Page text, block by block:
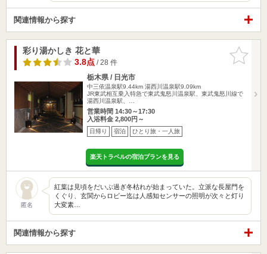
関連情報から探す
お気に入
りに追加
彩り湯かしき 花と華
3.8点/ 28 件
栃木県 / 日光市
中三依温泉駅9.44km 湯西川温泉駅9.09km
JR東武相互乗入特急で東武鬼怒川温泉駅、東武鬼怒川線で
湯西川温泉駅、…
営業時間 14:30～17:30
入浴料金 2,800円～
日帰り 宿泊 ひとり旅・一人旅
楽天トラベルの宿泊プランを見る
匿名
紅葉は見頃をだいぶ過ぎ冬枯れが始まっていた。立派な長屋門を
くぐり、玄関からロビー迄は人感知センサーの照明が次々と灯り
大変素…
関連情報から探す